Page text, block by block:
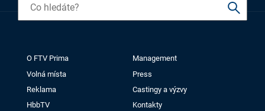
O FTV Prima
Management
Volná místa
Press
Reklama
Castingy a výzvy
HbbTV
Kontakty